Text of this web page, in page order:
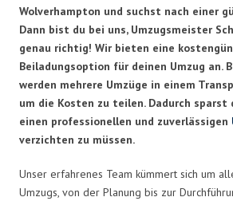
Wolverhampton und suchst nach einer
Dann bist du bei uns, Umzugsmeister
genau richtig! Wir bieten eine
Beiladungsoption für deinen Umzug an.
werden mehrere Umzüge in einem
um die Kosten zu teilen. Dadurch sparst
einen professionellen und zuverlässigen
verzichten zu müssen.
Unser erfahrenes Team kümmert sich um
Umzugs, von der Planung bis zur